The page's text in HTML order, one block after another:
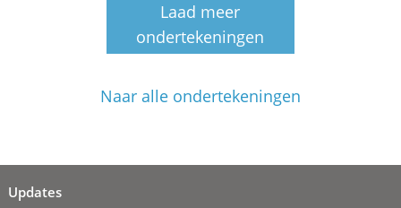
Laad meer
ondertekeningen
Naar alle ondertekeningen
Updates